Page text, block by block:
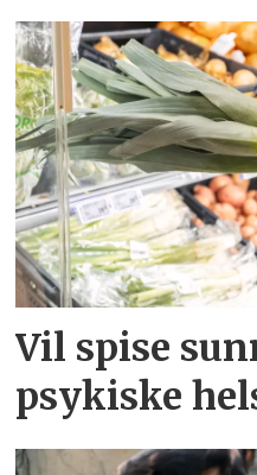
Vil spise
psykiske